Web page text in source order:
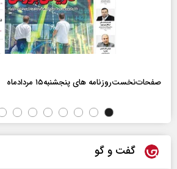
صفحات‌نخست‌روزنامه ها‌ی پنجشنبه‌۱۵ مردادماه
گفت و گو